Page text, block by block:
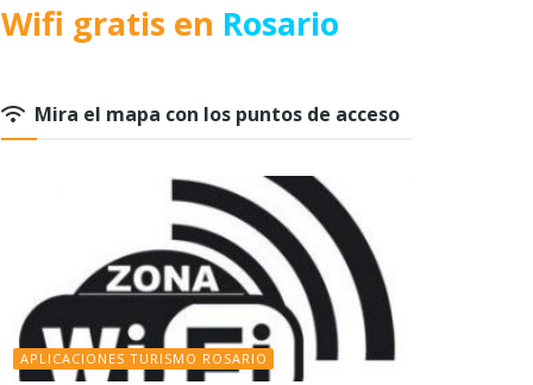
Wifi gratis en Rosario
Mira el mapa con los puntos de acceso
APLICACIONES TURISMO ROSARIO